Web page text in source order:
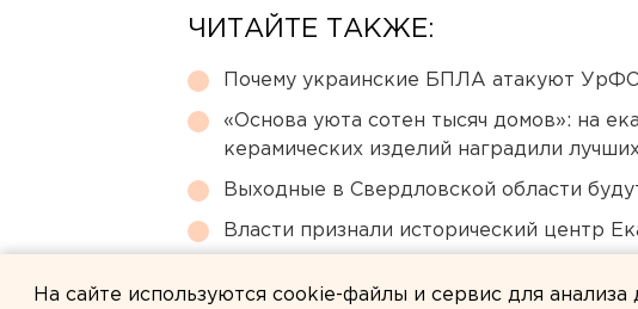
ЧИТАЙТЕ ТАКЖЕ:
Почему украинские БПЛА атакуют
«Основа уюта сотен тысяч домов»: на
керамических изделий наградили
Выходные в Свердловской области
Власти признали исторический центр
На сайте используются cookie-файлы и сервис для